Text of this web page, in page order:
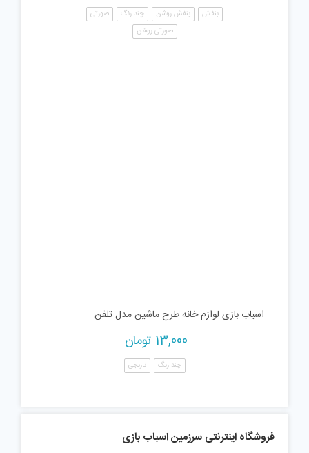
بنفش بنفش روشن چند رنگ
صورتی
صورتی روشن
اسباب بازی لوازم خانه طرح ماشین مدل تلفن
13,000 تومان
چند رنگ نارنجی
فروشگاه اینترنتی سرزمین اسباب بازی